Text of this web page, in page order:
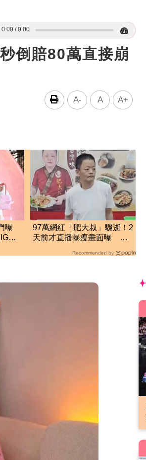
0:00 0:00
倒賠80萬直接崩
A- A A+
曝
也
97萬網紅「肥大叔」驟逝！2
天前才直播暴瘦畫面曝 網
Recommended by